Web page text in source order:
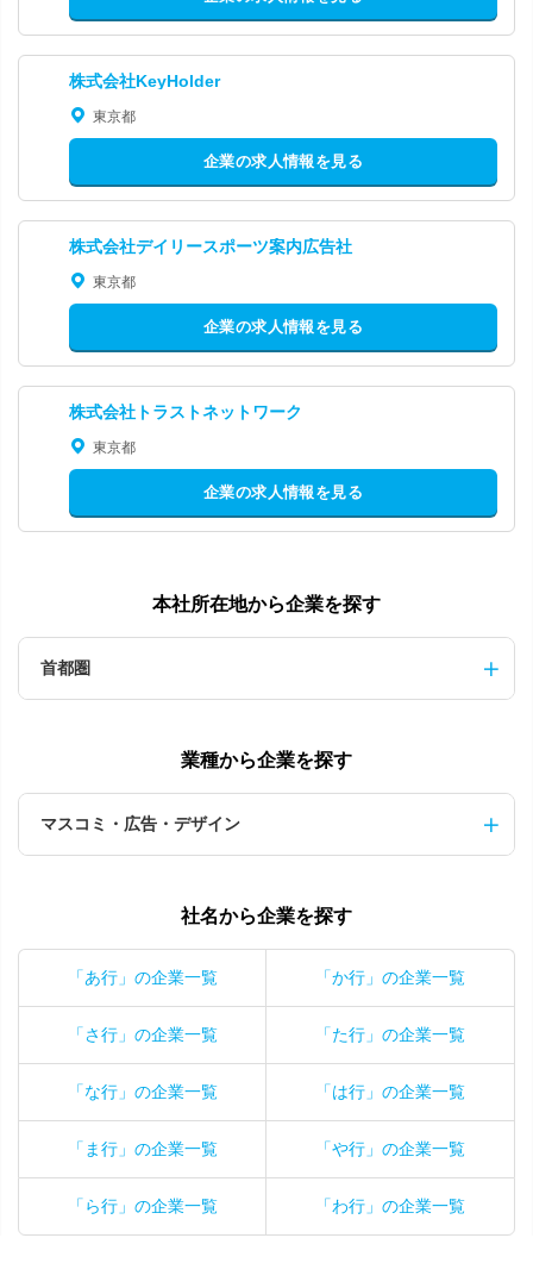
株式会社KeyHolder
東京都
企業の求人情報を見る
株式会社デイリースポーツ案内広告社
東京都
企業の求人情報を見る
株式会社トラストネットワーク
東京都
企業の求人情報を見る
本社所在地から企業を探す
首都圏
業種から企業を探す
マスコミ・広告・デザイン
社名から企業を探す
「あ行」の企業一覧 「か行」の企業一覧
「さ行」の企業一覧 「た行」の企業一覧
「な行」の企業一覧 「は行」の企業一覧
「ま行」の企業一覧 「や行」の企業一覧
「ら行」の企業一覧 「わ行」の企業一覧